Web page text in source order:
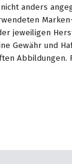
anders
jeweiligen
Gewähr und
Abbildungen.